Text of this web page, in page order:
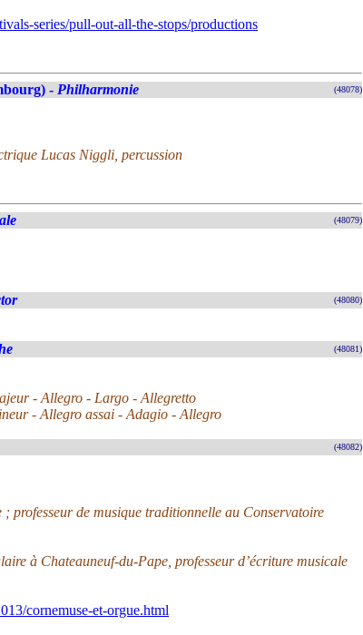
series/pull-out-all-the-stops/productions
- Philharmonie (48078)
Lucas Niggli, percussion
(48079)
(48080)
(48081)
- Allegro - Largo - Allegretto
- Allegro assai - Adagio - Allegro
(48082)
professeur de musique traditionnelle au Conservatoire
à Chateauneuf-du-Pape, professeur d’écriture musicale
cornemuse-et-orgue.html